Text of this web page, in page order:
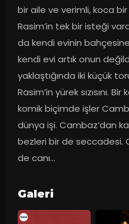
bir aile ve verimli, koca bir
Rasim’in tek bir isteği
da kendi evinin
kendi evi artık onun
yaklaştığında iki küçük
Rasim’in yürek sızısını.
komik biçimde işler
dünya işi. Cambaz’dan
bezleri bir de seccadesi.
de canı…
Galeri